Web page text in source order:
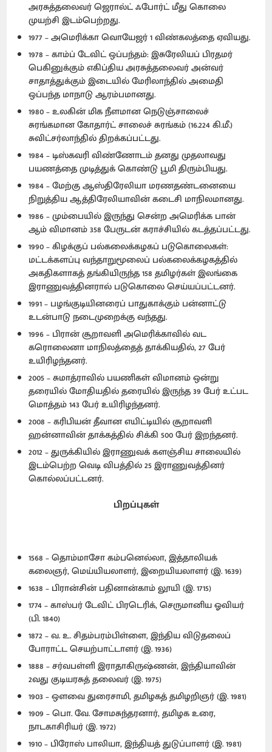
அரசுத்தலைவர் ஜெரால்ட் ஃபோர்ட் மீது கொலை
முயற்சி இடம்பெற்றது.
1977 – அமெரிக்கா வொயேஜர் 1 விண்கலத்தை ஏவியது.
1978 – காம்ப் டேவிட் ஒப்பந்தம்: இசுரேலியப் பிரதமர்
பெகினுக்கும் எகிப்திய அரசுத்தலைவர் அன்வர்
சாதாத்துக்கும் இடையில் மேரிலாந்தில் அமைதி
ஒப்பந்த மாநாடு ஆரம்பமானது.
1980 – உலகின் மிக நீளமான நெடுஞ்சாலைச்
சுரங்கமான கோதார்ட் சாலைச் சுரங்கம் (16.224 கி.மீ.)
சுவிட்சர்லாந்தில் திறக்கப்பட்டது.
1984 – டிஸ்கவரி விண்ணோடம் தனது முதலாவது
பயணத்தை முடித்துக் கொண்டு பூமி திரும்பியது.
1984 – மேற்கு ஆஸ்திரேலியா மரணதண்டனையை
நிறுத்திய ஆத்திரேலியாவின் கடைசி மாநிலமானது.
1986 – மும்பையில் இருந்து சென்ற அமெரிக்க பான்
ஆம் விமானம் 358 பேருடன் கராச்சியில் கடத்தப்பட்டது.
1990 – கிழக்குப் பல்கலைக்கழகப் படுகொலைகள்:
மட்டக்களப்பு வந்தாறுமூலைப் பல்கலைக்கழகத்தில்
அகதிகளாகத் தங்கியிருந்த 158 தமிழர்கள் இலங்கை
இராணுவத்தினரால் படுகொலை செய்யப்பட்டனர்.
1991 – பழங்குடியினரைப் பாதுகாக்கும் பன்னாட்டு
உடன்பாடு நடைமுறைக்கு வந்தது.
1996 – பிரான் சூறாவளி அமெரிக்காவில் வட
கரொலைனா மாநிலத்தைத் தாக்கியதில், 27 பேர்
உயிரிழந்தனர்.
2005 – சுமாத்ராவில் பயணிகள் விமானம் ஒன்று
தரையில் மோதியதில் தரையில் இருந்த 39 பேர் உட்பட
மொத்தம் 143 பேர் உயிரிழந்தனர்.
2008 – கரிபியன் தீவான எயிட்டியில் சூறாவளி
ஹன்னாவின் தாக்கத்தில் சிக்கி 500 பேர் இறந்தனர்.
2012 – துருக்கியில் இராணுவக் களஞ்சிய சாலையில்
இடம்பெற்ற வெடி விபத்தில் 25 இராணுவத்தினர்
கொல்லப்பட்டனர்.
பிறப்புகள்
1568 – தொம்மாசோ கம்பனெல்லா, இத்தாலியக்
கலைஞர், மெய்யியலாளர், இறையியலாளர் (இ. 1639)
1638 – பிரான்சின் பதினான்காம் லூயி (இ. 1715)
1774 – காஸ்பர் டேவிட் பிரடெரிக், செருமானிய ஓவியர்
(பி. 1840)
1872 – வ. உ. சிதம்பரம்பிள்ளை, இந்திய விடுதலைப்
போராட்ட செயற்பாட்டாளர் (இ. 1936)
1888 – சர்வபள்ளி இராதாகிருஷ்ணன், இந்தியாவின்
2வது குடியரசுத் தலைவர் (இ. 1975)
1903 – ஔவை துரைசாமி, தமிழகத் தமிழறிஞர் (இ. 1981)
1909 – பொ. வே. சோமசுந்தரனார், தமிழக உரை,
நாடகாசிரியர் (இ. 1972)
1910 – பிரோஸ் பாலியா, இந்தியத் துடுப்பாளர் (இ. 1981)